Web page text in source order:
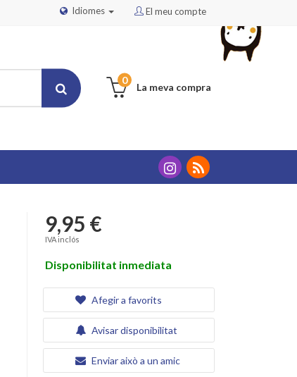
El meu compte
Idiomes
La meva compra
0
9,95 €
IVA inclós
Disponibilitat inmediata
Afegir a favorits
Avisar disponibilitat
Enviar això a un amic